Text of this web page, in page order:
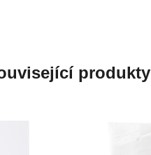
produkty